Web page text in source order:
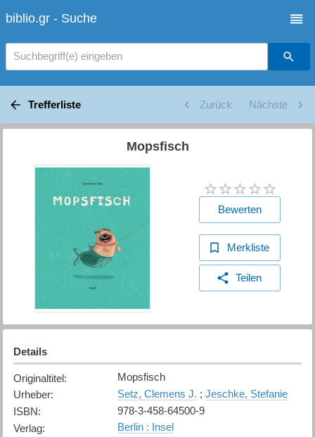
biblio.gr - Suche
Suchbegriff(e) eingeben
Trefferliste Zurück Nächste
Mopsfisch
Bewerten
Merkliste
Teilen
Details
Originaltitel:
Mopsfisch
Urheber: Setz, Clemens J. ; Jeschke, Stefanie
ISBN:
978-3-458-64500-9
Verlag:
Berlin : Insel